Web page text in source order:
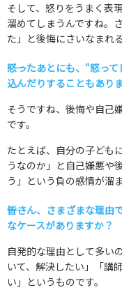
そして、怒りをうまく表
溜めてしまうんですね。
た」と後悔にさいなまれ
――怒ったあとにも、“怒っ
込んだりすることもあり
そうですね、後悔や自己
です。
たとえば、自分の子ども
うなのか」と自己嫌悪や
う」という負の感情が溜
――皆さん、さまざまな理
なケースがありますか？
自発的な理由として多い
いて、解決したい」「講
い」というものです。